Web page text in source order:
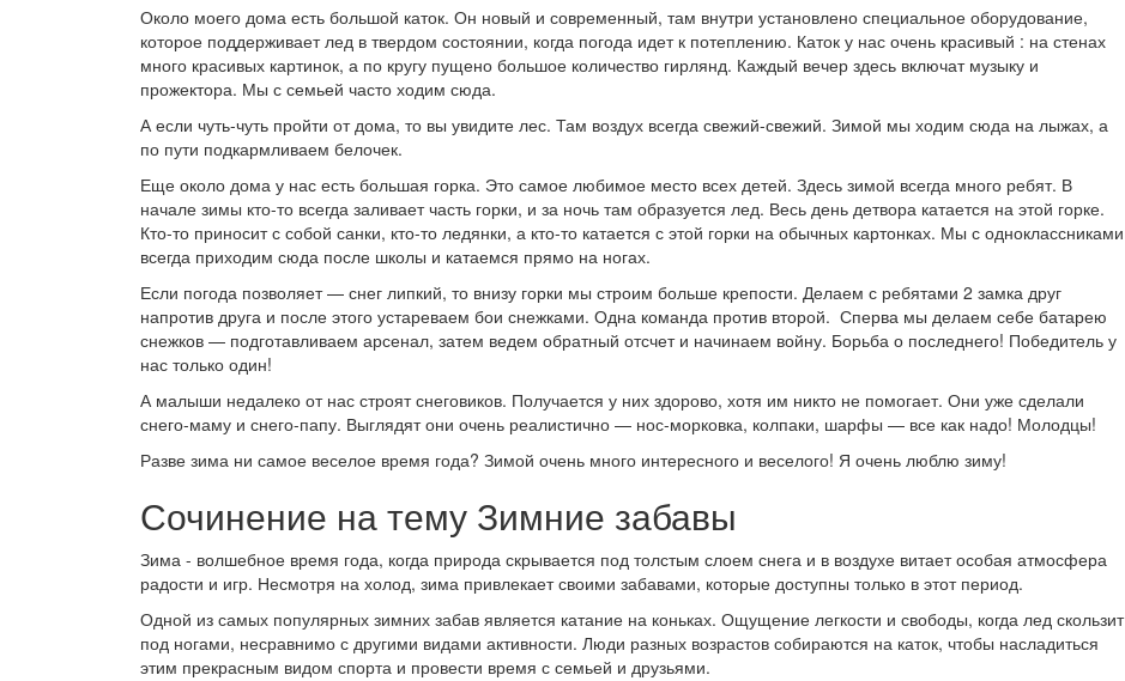
Около моего дома есть большой каток. Он новый и современный, там внутри установлено специальное оборудование,
которое поддерживает лед в твердом состоянии, когда погода идет к потеплению. Каток у нас очень красивый : на стенах
много красивых картинок, а по кругу пущено большое количество гирлянд. Каждый вечер здесь включат музыку и
прожектора. Мы с семьей часто ходим сюда.
А если чуть-чуть пройти от дома, то вы увидите лес. Там воздух всегда свежий-свежий. Зимой мы ходим сюда на лыжах, а
по пути подкармливаем белочек.
Еще около дома у нас есть большая горка. Это самое любимое место всех детей. Здесь зимой всегда много ребят. В
начале зимы кто-то всегда заливает часть горки, и за ночь там образуется лед. Весь день детвора катается на этой горке.
Кто-то приносит с собой санки, кто-то ледянки, а кто-то катается с этой горки на обычных картонках. Мы с одноклассниками
всегда приходим сюда после школы и катаемся прямо на ногах.
Если погода позволяет — снег липкий, то внизу горки мы строим больше крепости. Делаем с ребятами 2 замка друг
напротив друга и после этого устареваем бои снежками. Одна команда против второй. Сперва мы делаем себе батарею
снежков — подготавливаем арсенал, затем ведем обратный отсчет и начинаем войну. Борьба о последнего! Победитель у
нас только один!
А малыши недалеко от нас строят снеговиков. Получается у них здорово, хотя им никто не помогает. Они уже сделали
снего-маму и снего-папу. Выглядят они очень реалистично — нос-морковка, колпаки, шарфы — все как надо! Молодцы!
Разве зима ни самое веселое время года? Зимой очень много интересного и веселого! Я очень люблю зиму!
Сочинение на тему Зимние забавы
Зима - волшебное время года, когда природа скрывается под толстым слоем снега и в воздухе витает особая атмосфера
радости и игр. Несмотря на холод, зима привлекает своими забавами, которые доступны только в этот период.
Одной из самых популярных зимних забав является катание на коньках. Ощущение легкости и свободы, когда лед скользит
под ногами, несравнимо с другими видами активности. Люди разных возрастов собираются на каток, чтобы насладиться
этим прекрасным видом спорта и провести время с семьей и друзьями.